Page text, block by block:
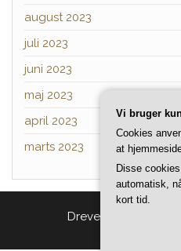
august 2023
juli 2023
juni 2023
maj 2023
april 2023
marts 2023
Drevet af
Vi bruger
Cookies
at
Disse
automatisk,
kort tid.